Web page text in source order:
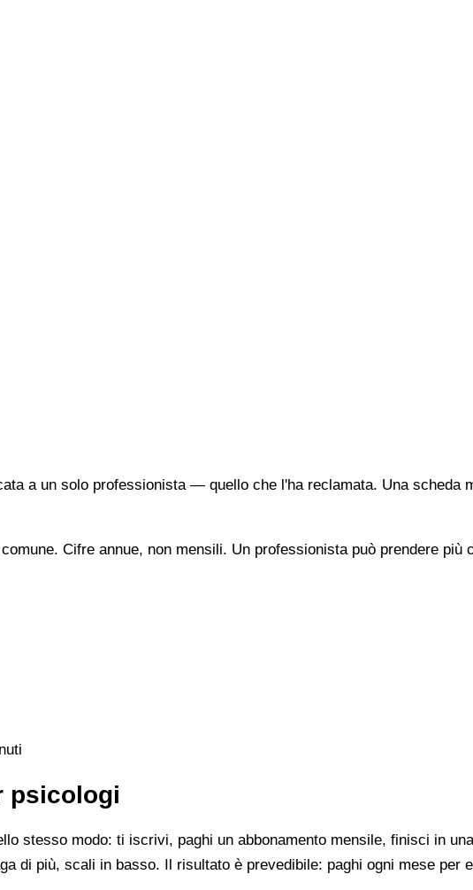
a un solo professionista — quello che l'ha reclamata. Una scheda
Cifre annue, non mensili. Un professionista può prendere più
psicologi
stesso modo: ti iscrivi, paghi un abbonamento mensile, finisci in
di più, scali in basso. Il risultato è prevedibile: paghi ogni mese per